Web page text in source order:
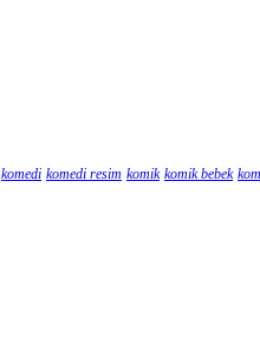
komedi komedi resim komik komik bebek